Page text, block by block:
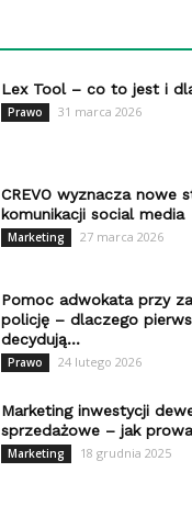
Lex Tool – co to jest i
Prawo 31 marca 2026
CREVO wyznacza nowe
komunikacji social media
Marketing 27 marca 2026
Pomoc adwokata przy
policję – dlaczego
decydują...
Prawo 24 lutego 2026
Marketing inwestycji
sprzedażowe – jak
Marketing 18 grudnia 2025